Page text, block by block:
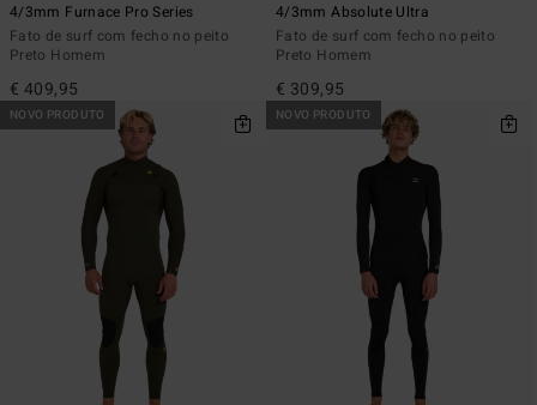
4/3mm Furnace Pro Series
Fato de surf com fecho no peito
Preto Homem
€ 409,95
4/3mm Absolute Ultra
Fato de surf com fecho no peito
Preto Homem
€ 309,95
NOVO PRODUTO NOVO PRODUTO